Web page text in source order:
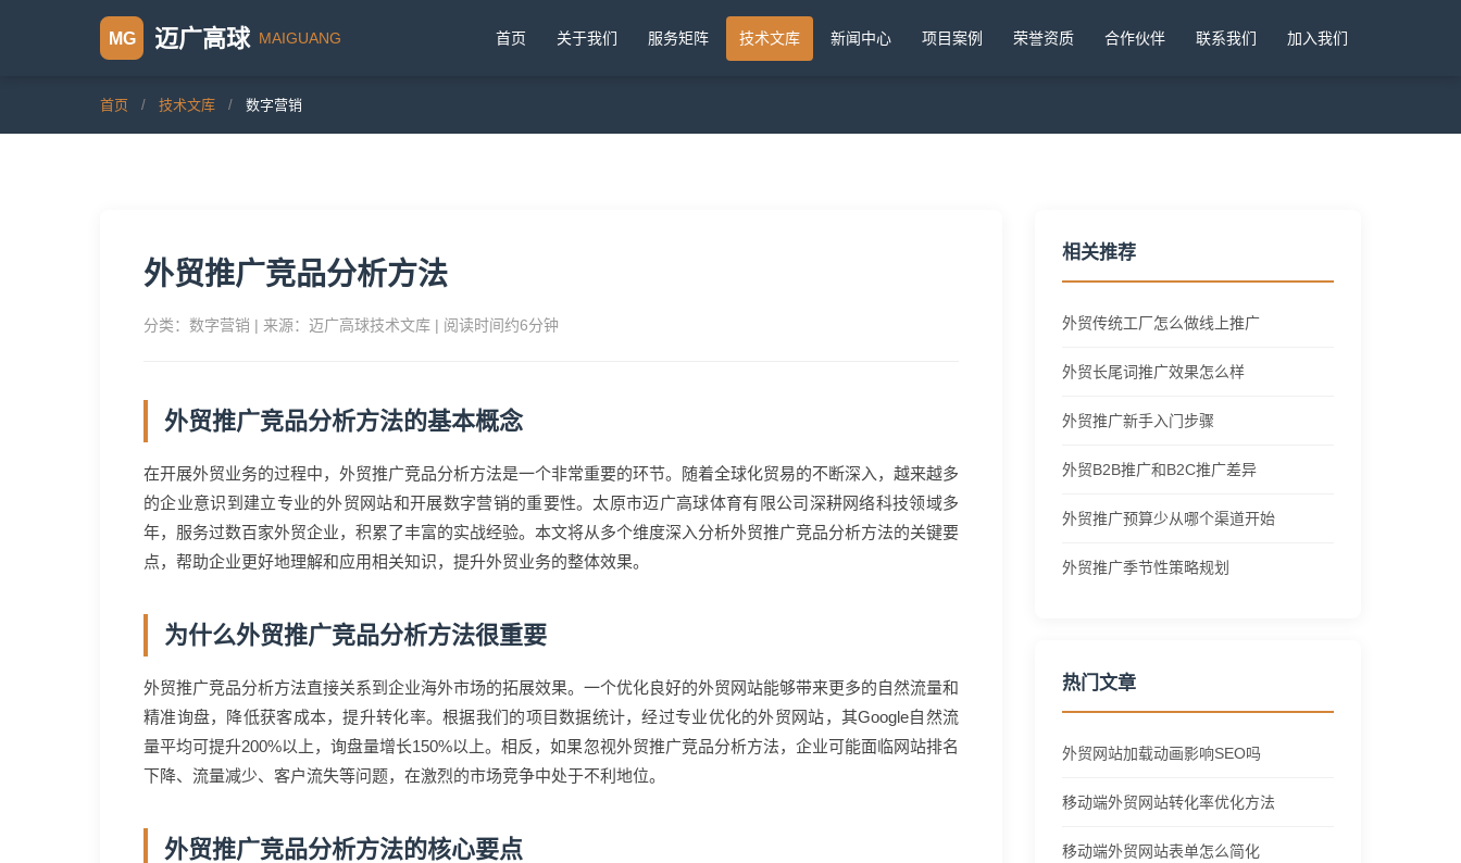
MG 迈广高球 MAIGUANG 首页 关于我们 服务矩阵 技术文库 新闻中心 项目案例 荣誉资质 合作伙伴 联系我们 加入我们
首页 / 技术文库 / 数字营销
外贸推广竞品分析方法
分类：数字营销 | 来源：迈广高球技术文库 | 阅读时间约6分钟
外贸推广竞品分析方法的基本概念
在开展外贸业务的过程中，外贸推广竞品分析方法是一个非常重要的环节。随着全球化贸易的不断深入，越来越多
的企业意识到建立专业的外贸网站和开展数字营销的重要性。太原市迈广高球体育有限公司深耕网络科技领域多
年，服务过数百家外贸企业，积累了丰富的实战经验。本文将从多个维度深入分析外贸推广竞品分析方法的关键要
点，帮助企业更好地理解和应用相关知识，提升外贸业务的整体效果。
为什么外贸推广竞品分析方法很重要
外贸推广竞品分析方法直接关系到企业海外市场的拓展效果。一个优化良好的外贸网站能够带来更多的自然流量和
精准询盘，降低获客成本，提升转化率。根据我们的项目数据统计，经过专业优化的外贸网站，其Google自然流
量平均可提升200%以上，询盘量增长150%以上。相反，如果忽视外贸推广竞品分析方法，企业可能面临网站排名
下降、流量减少、客户流失等问题，在激烈的市场竞争中处于不利地位。
外贸推广竞品分析方法的核心要点
相关推荐
外贸传统工厂怎么做线上推广
外贸长尾词推广效果怎么样
外贸推广新手入门步骤
外贸B2B推广和B2C推广差异
外贸推广预算少从哪个渠道开始
外贸推广季节性策略规划
热门文章
外贸网站加载动画影响SEO吗
移动端外贸网站转化率优化方法
移动端外贸网站表单怎么简化